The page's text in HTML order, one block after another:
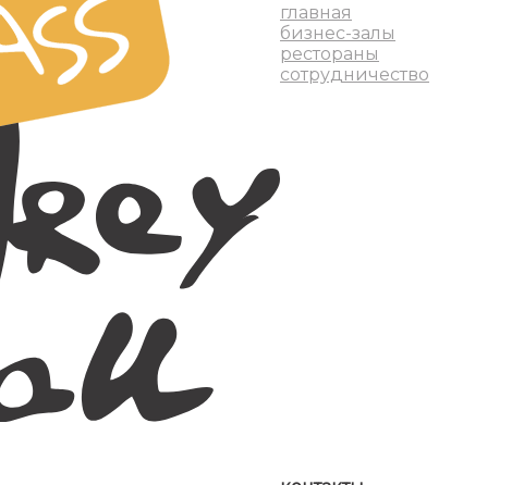
главная
бизнес-залы
рестораны
сотрудничество